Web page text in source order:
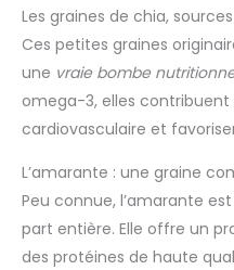
Les graines de chia,
Ces petites graines
une vraie bombe
omega-3, elles
cardiovasculaire et
L’amarante : une graine
Peu connue, l’amarante
part entière. Elle offre un
des protéines de haute